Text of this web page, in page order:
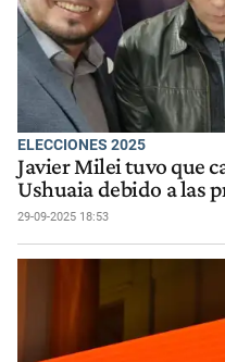
ELECCIONES 2025
Javier Milei tuvo que
Ushuaia debido a las
29-09-2025 18:53